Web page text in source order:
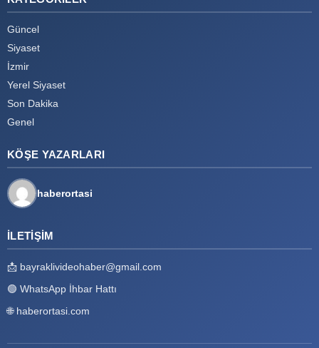
Güncel
Siyaset
İzmir
Yerel Siyaset
Son Dakika
Genel
KÖŞE YAZARLARI
haberortasi
İLETIŞIM
📩 bayraklivideohaber@gmail.com
🟢 WhatsApp İhbar Hattı
🌐 haberortasi.com